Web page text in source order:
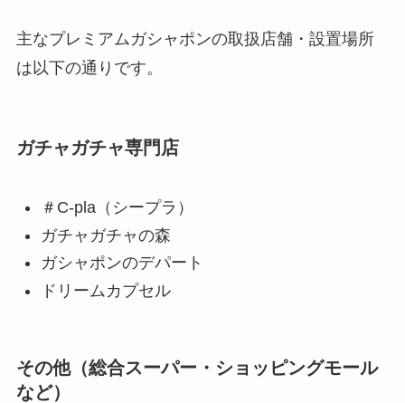
主なプレミアムガシャポンの取扱店舗・設置場所
は以下の通りです。
ガチャガチャ専門店
＃C-pla（シープラ）
ガチャガチャの森
ガシャポンのデパート
ドリームカプセル
その他（総合スーパー・ショッピングモール
など）